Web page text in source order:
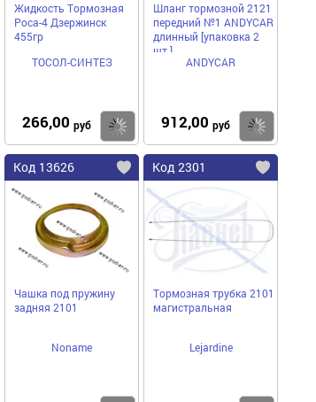
Жидкость Тормозная
Роса-4 Дзержинск
455гр
ТОСОЛ-СИНТЕЗ
266,00 руб Купить
Шланг тормозной 2121
передний №1 ANDYCAR
длинный [упаковка 2
шт.]
ANDYCAR
912,00 руб
Код 13626
Чашка под пружину
задняя 2101
Noname
Код 2301
Тормозная трубка 2101
магистральная
Lejardine